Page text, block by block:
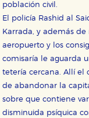
población civil.
El policía Rashid al
Karrada, y además de
aeropuerto y los
comisaría le aguarda
tetería cercana. Allí el
de abandonar la
sobre que contiene
disminuida psíquica
Cookies
Estas cookies